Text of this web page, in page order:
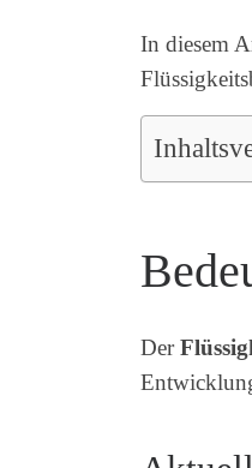
In diesem
Der